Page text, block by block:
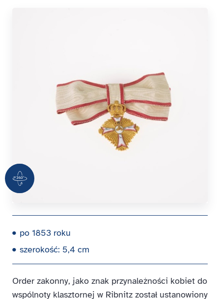
360 Grad Ansicht
po 1853 roku
szerokość: 5,4 cm
Order zakonny, jako znak przynależności kobiet do
wspólnoty klasztornej w Ribnitz został ustanowiony